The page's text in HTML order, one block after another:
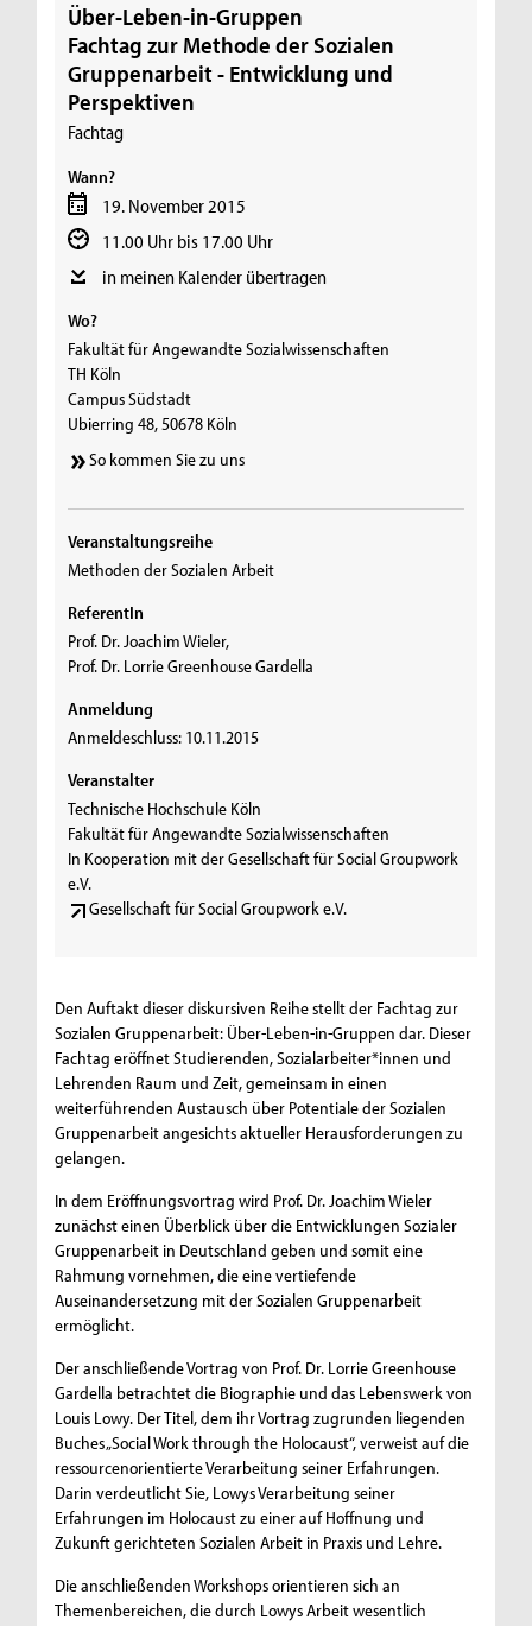
Über-Leben-in-Gruppen
Fachtag zur Methode der Sozialen
Gruppenarbeit - Entwicklung und
Perspektiven
Fachtag
Wann?
19. November 2015
11.00 Uhr bis 17.00 Uhr
in meinen Kalender übertragen
Wo?
Fakultät für Angewandte Sozialwissenschaften
TH Köln
Campus Südstadt
Ubierring 48, 50678 Köln
So kommen Sie zu uns
Veranstaltungsreihe
Methoden der Sozialen Arbeit
ReferentIn
Prof. Dr. Joachim Wieler,
Prof. Dr. Lorrie Greenhouse Gardella
Anmeldung
Anmeldeschluss: 10.11.2015
Veranstalter
Technische Hochschule Köln
Fakultät für Angewandte Sozialwissenschaften
In Kooperation mit der Gesellschaft für Social Groupwork
e.V.
Gesellschaft für Social Groupwork e.V.
Den Auftakt dieser diskursiven Reihe stellt der Fachtag zur
Sozialen Gruppenarbeit: Über-Leben-in-Gruppen dar. Dieser
Fachtag eröffnet Studierenden, Sozialarbeiter*innen und
Lehrenden Raum und Zeit, gemeinsam in einen
weiterführenden Austausch über Potentiale der Sozialen
Gruppenarbeit angesichts aktueller Herausforderungen zu
gelangen.
In dem Eröffnungsvortrag wird Prof. Dr. Joachim Wieler
zunächst einen Überblick über die Entwicklungen Sozialer
Gruppenarbeit in Deutschland geben und somit eine
Rahmung vornehmen, die eine vertiefende
Auseinandersetzung mit der Sozialen Gruppenarbeit
ermöglicht.
Der anschließende Vortrag von Prof. Dr. Lorrie Greenhouse
Gardella betrachtet die Biographie und das Lebenswerk von
Louis Lowy. Der Titel, dem ihr Vortrag zugrunden liegenden
Buches „Social Work through the Holocaust“, verweist auf die
ressourcenorientierte Verarbeitung seiner Erfahrungen.
Darin verdeutlicht Sie, Lowys Verarbeitung seiner
Erfahrungen im Holocaust zu einer auf Hoffnung und
Zukunft gerichteten Sozialen Arbeit in Praxis und Lehre.
Die anschließenden Workshops orientieren sich an
Themenbereichen, die durch Lowys Arbeit wesentlich